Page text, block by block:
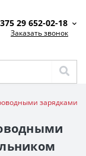
29 652-02-18
Заказать звонок
зарядками,